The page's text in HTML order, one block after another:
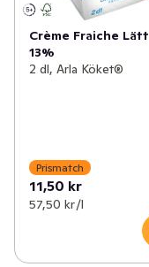
Crème Fraiche Lätt
13%
2 dl, Arla Köket®
Prismatch
11,50 kr
57,50 kr /l